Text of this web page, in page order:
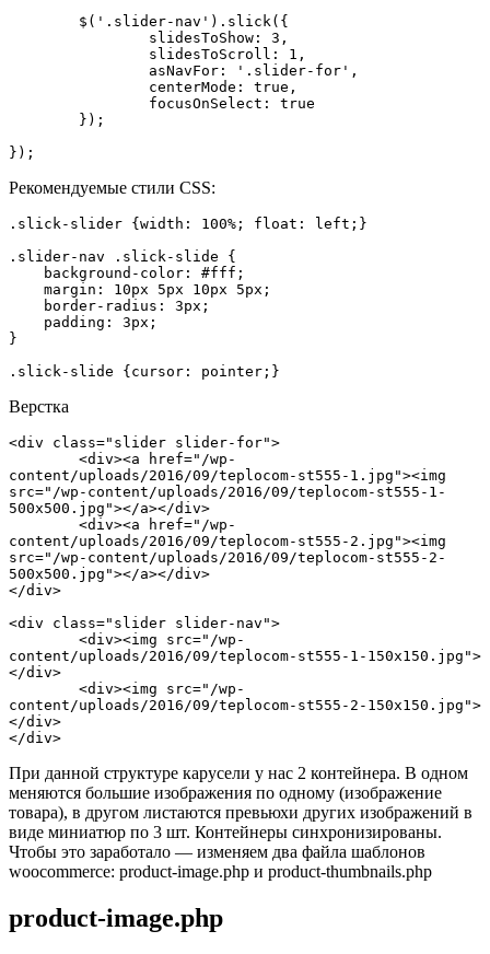
});
Рекомендуемые стили CSS:
.slick-slider {width: 100%; float: left;}
.slider-nav .slick-slide {
}
.slick-slide {cursor: pointer;}
Верстка
<div class="slider slider-for">
content/uploads/2016/09/teplocom-st555-1.jpg"><img
src="/wp-content/uploads/2016/09/teplocom-st555-1-
500x500.jpg"></a></div>
content/uploads/2016/09/teplocom-st555-2.jpg"><img
src="/wp-content/uploads/2016/09/teplocom-st555-2-
500x500.jpg"></a></div>
</div>
<div class="slider slider-nav">
content/uploads/2016/09/teplocom-st555-1-150x150.jpg">
</div>
content/uploads/2016/09/teplocom-st555-2-150x150.jpg">
</div>
</div>
При данной структуре карусели у нас 2 контейнера. В одном
меняются большие изображения по одному (изображение
товара), в другом листаются превьюхи других изображений в
виде миниатюр по 3 шт. Контейнеры синхронизированы.
Чтобы это заработало — изменяем два файла шаблонов
woocommerce: product-image.php и product-thumbnails.php
product-image.php